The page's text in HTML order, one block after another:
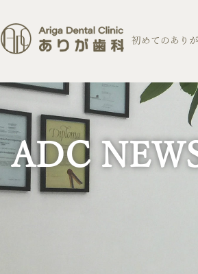
初めてのあり
ADC